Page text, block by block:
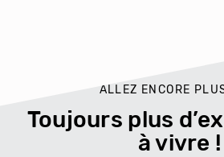
ALLEZ ENCORE
Toujours plus
à vivre !